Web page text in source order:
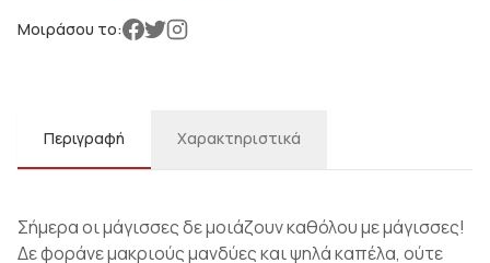
Μοιράσου το:
Περιγραφή Χαρακτηριστικά
Σήμερα οι μάγισσες δε μοιάζουν καθόλου με μάγισσες!
Δε φοράνε μακριούς μανδύες και ψηλά καπέλα, ούτε